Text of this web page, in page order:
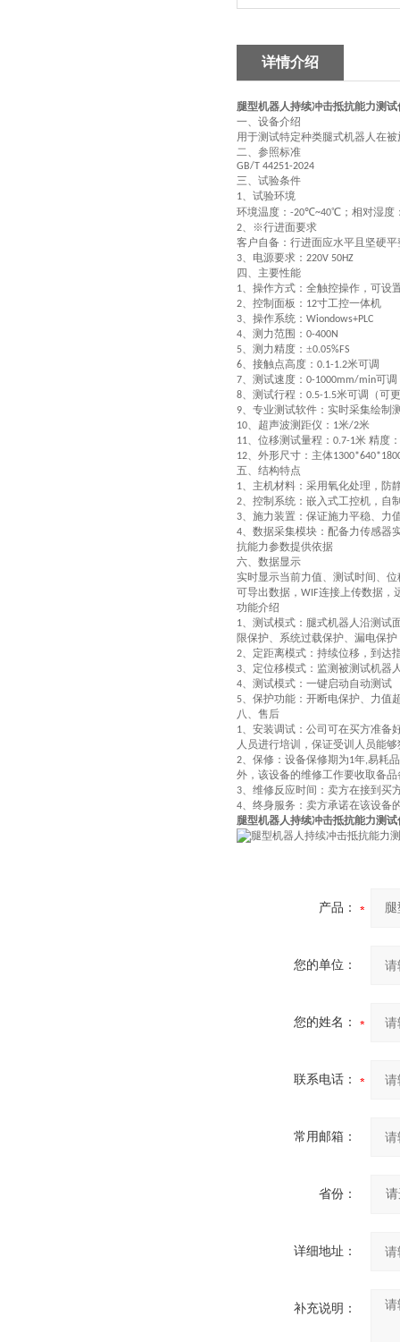
详情介绍
腿型机器人持续冲击抵抗能力测试
一、设备介绍
用于测试特定种类腿式机器人在
二、参照标准
GB/T 44251-2024
三、试验条件
1、试验环境
环境温度： -20℃~40℃；相对湿度
2、※行进面要求
客户自备：行进面应水平且坚硬
3、电源要求 ： 220V 50HZ
四、主要性能
1、操作方式 ： 全触控操作，可设
2、控制面板 ： 12寸工控一体机
3、操作系统 ： Wiondows+PLC
4、测力范围 ： 0-400N
5、测力精度 ： ±0.05%FS
6、接触点高度 ： 0.1-1.2米可调
7、测试速度 ： 0-1000mm/min可调
8、测试行程 ： 0.5-1.5米可调（可
9、专业测试软件 ： 实时采集绘制
10、超声波测距仪： 1米/2米
11、位移测试量程 ： 0.7-1米 精度：
12、外形尺寸 ： 主体
五、结构特点
1、主机材料 ： 采用氧化处理，防
2、控制系统 ： 嵌入式工控机，自
3、施力装置 ： 保证施力平稳、力
4、数据采集模块 ： 配备力传感器
抗能力参数提供依据
六、数据显示
实时显示当前力值、测试时间、
可导出数据， WIF连接上传数据，
功能介绍
1、测试模式：腿式机器人沿测试
限保护、系统过载保护、漏电保护
2、定距离模式 ： 持续位移，到达
3、定位移模式 ： 监测被测试机器
4、测试模式 ： 一键启动自动测试
5、保护功能 ： 开断电保护、力值
八、售后
1、安装调试 ： 公司可在买方准备
人员进行培训，保证受训人员能
2、 保修 ： 设备保修期为1年,易耗
外，该设备的维修工作要收取备
3、 维修反应时间 ： 卖方在接到买
4、 终身服务 ： 卖方承诺在该设备
腿型机器人持续冲击抵抗能力测试
产品：
您的单位：
您的姓名：
联系电话：
常用邮箱：
省份：
详细地址：
补充说明：